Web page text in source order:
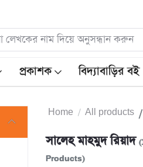
প্রকাশক বিদ্যাবাড়ির বই
Home All products
সালেহ মাহমুদ রিয়াদ
Products)